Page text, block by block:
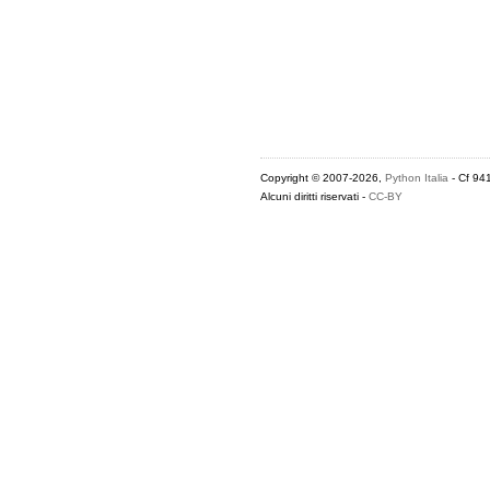
Copyright © 2007-2026, Python Italia - Cf
Alcuni diritti riservati - CC-BY